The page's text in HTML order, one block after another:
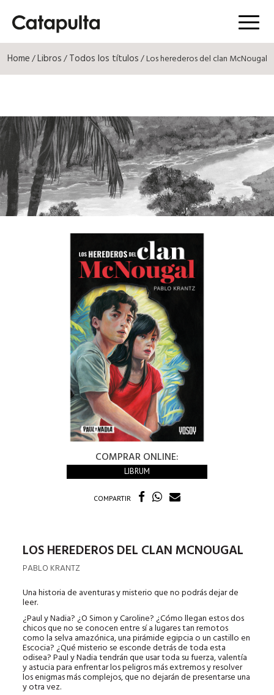
Menú
Home/Libros/Todos los títulos/ Los herederos del clan McNougal
COMPRAR ONLINE:
LIBRUM
COMPARTIR
LOS HEREDEROS DEL CLAN MCNOUGAL
PABLO KRANTZ
Una historia de aventuras y misterio que no podrás dejar de
leer.
¿Paul y Nadia? ¿O Simon y Caroline? ¿Cómo llegan estos dos
chicos que no se conocen entre sí a lugares tan remotos
como la selva amazónica, una pirámide egipcia o un castillo en
Escocia? ¿Qué misterio se esconde detrás de toda esta
odisea? Paul y Nadia tendrán que usar toda su fuerza, valentía
y astucia para enfrentar los peligros más extremos y resolver
los enigmas más complejos, que no dejarán de presentarse una
y otra vez.